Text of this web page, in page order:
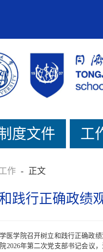
度文件 工
作 - 正文
践行正确政绩
医学院召开树立和践行正确政
2026年第二次党支部书记会议